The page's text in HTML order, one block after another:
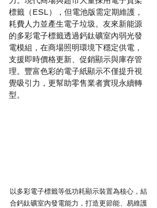
標籤（ESL），但電池版需定期維護，
耗費人力並產生電子垃圾。友來新能源
的多彩電子標籤透過鈣鈦礦室內弱光發
電模組，在商場照明環境下穩定供電，
支援即時價格更新、促銷顯示與庫存管
理。豐富色彩的電子紙顯示不僅提升視
覺吸引力，更幫助零售業者實現永續轉
型。
以多彩電子標籤等低功耗顯示裝置為核心，結
合鈣鈦礦室內發電能力，打造更節能、易維護